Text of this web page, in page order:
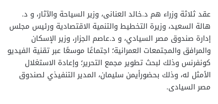
عقد ثلاثة وزراء هم د.خالد العنانى، وزير السياحة والآثار، و د.
هالة السعيد، وزيرة التخطيط والتنمية الاقتصادية ورئيس مجلس
إدارة صندوق مصر السيادي، و د.عاصم الجزار، وزير الإسكان
والمرافق والمجتمعات العمرانية؛ اجتماعًا موسعًا عبر تقنية الفيديو
كونفرنس وذلك لبحث تطوير مجمع التحرير؛ وإعادة الاستغلال
الأمثل له، وذلك بحضورأيمن سليمان، المدير التنفيذي لصندوق
مصر السيادى.